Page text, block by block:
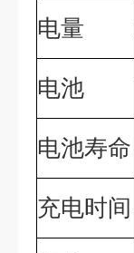
电量
电池
电池寿命
充电时间